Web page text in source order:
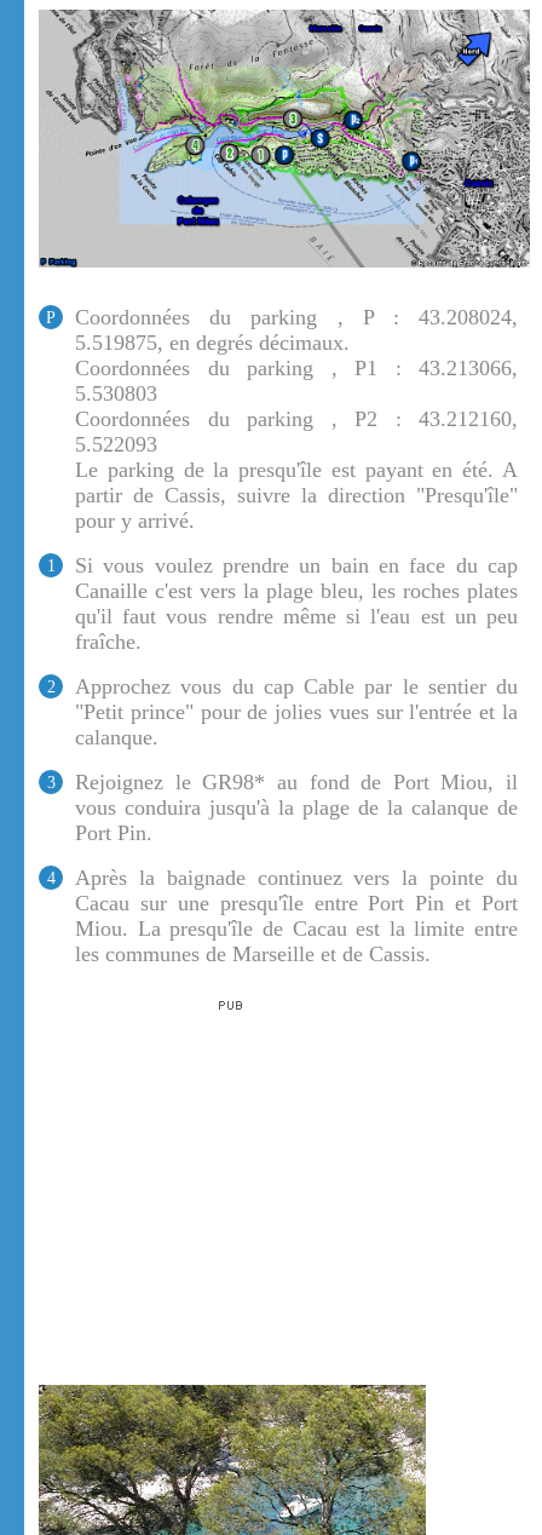
P
Coordonnées du parking , P : 43.208024,
5.519875, en degrés décimaux.
Coordonnées du parking , P1 : 43.213066,
5.530803
Coordonnées du parking , P2 : 43.212160,
5.522093
Le parking de la presqu'île est payant en été. A
partir de Cassis, suivre la direction "Presqu'île"
pour y arrivé.
1
Si vous voulez prendre un bain en face du cap
Canaille c'est vers la plage bleu, les roches plates
qu'il faut vous rendre même si l'eau est un peu
fraîche.
2
Approchez vous du cap Cable par le sentier du
"Petit prince" pour de jolies vues sur l'entrée et la
calanque.
3
Rejoignez le GR98* au fond de Port Miou, il
vous conduira jusqu'à la plage de la calanque de
Port Pin.
4
Après la baignade continuez vers la pointe du
Cacau sur une presqu'île entre Port Pin et Port
Miou. La presqu'île de Cacau est la limite entre
les communes de Marseille et de Cassis.